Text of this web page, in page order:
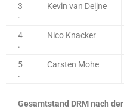
3
.
Kevin van Deijne
4
.
Nico Knacker
5
.
Carsten Mohe
Gesamtstand DRM nach